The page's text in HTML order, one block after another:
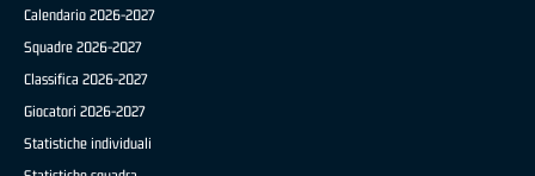
Calendario 2026-2027
Squadre 2026-2027
Classifica 2026-2027
Giocatori 2026-2027
Statistiche individuali